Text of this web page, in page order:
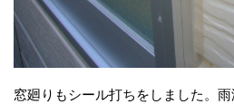
窓廻りもシール打ちをしました。